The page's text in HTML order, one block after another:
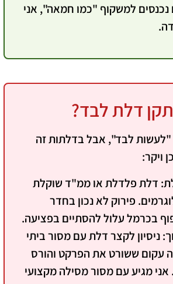
נכנסים למשקוף "כמו חמאה", אני
דלת לבד?
"לעשות לבד", אבל בדלתות זה
ויקר:
דלת פלדלת או ממ"ד שוקלת
פירוק לא נכון בחדר
בכרמל עלול להסתיים בפציעה.
ניסיון לקצר דלת עם מסור ביתי
עקום ששורט את הפרקט והורס
אני מגיע עם מסור מסילה מקצועי